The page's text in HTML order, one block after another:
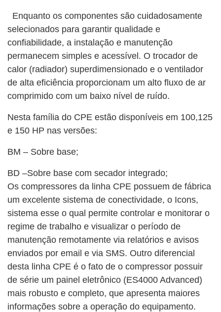
Enquanto os componentes são cuidadosamente
selecionados para garantir qualidade e
confiabilidade, a instalação e manutenção
permanecem simples e acessível. O trocador de
calor (radiador) superdimensionado e o ventilador
de alta eficiência proporcionam um alto fluxo de ar
comprimido com um baixo nível de ruído.
Nesta família do CPE estão disponíveis em 100,125
e 150 HP nas versões:
BM – Sobre base;
BD –Sobre base com secador integrado;
Os compressores da linha CPE possuem de fábrica
um excelente sistema de conectividade, o Icons,
sistema esse o qual permite controlar e monitorar o
regime de trabalho e visualizar o período de
manutenção remotamente via relatórios e avisos
enviados por email e via SMS. Outro diferencial
desta linha CPE é o fato de o compressor possuir
de série um painel eletrônico (ES4000 Advanced)
mais robusto e completo, que apresenta maiores
informações sobre a operação do equipamento.